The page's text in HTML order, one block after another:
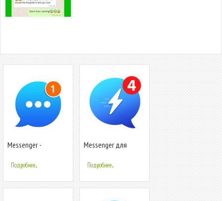
Messenger -
бесплатные
мессенджеры SMS
Подробнее...
Messenger для
чат бесплатно
Подробнее...